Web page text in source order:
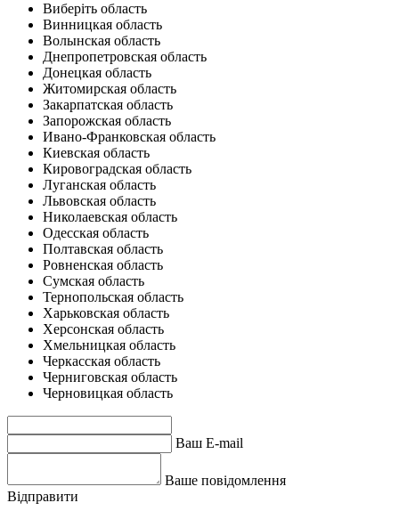
Виберіть область
Винницкая область
Волынская область
Днепропетровская область
Донецкая область
Житомирская область
Закарпатская область
Запорожская область
Ивано-Франковская область
Киевская область
Кировоградская область
Луганская область
Львовская область
Николаевская область
Одесская область
Полтавская область
Ровненская область
Сумская область
Тернопольская область
Харьковская область
Херсонская область
Хмельницкая область
Черкасская область
Черниговская область
Черновицкая область
Ваш E-mail
Ваше повідомлення
Відправити